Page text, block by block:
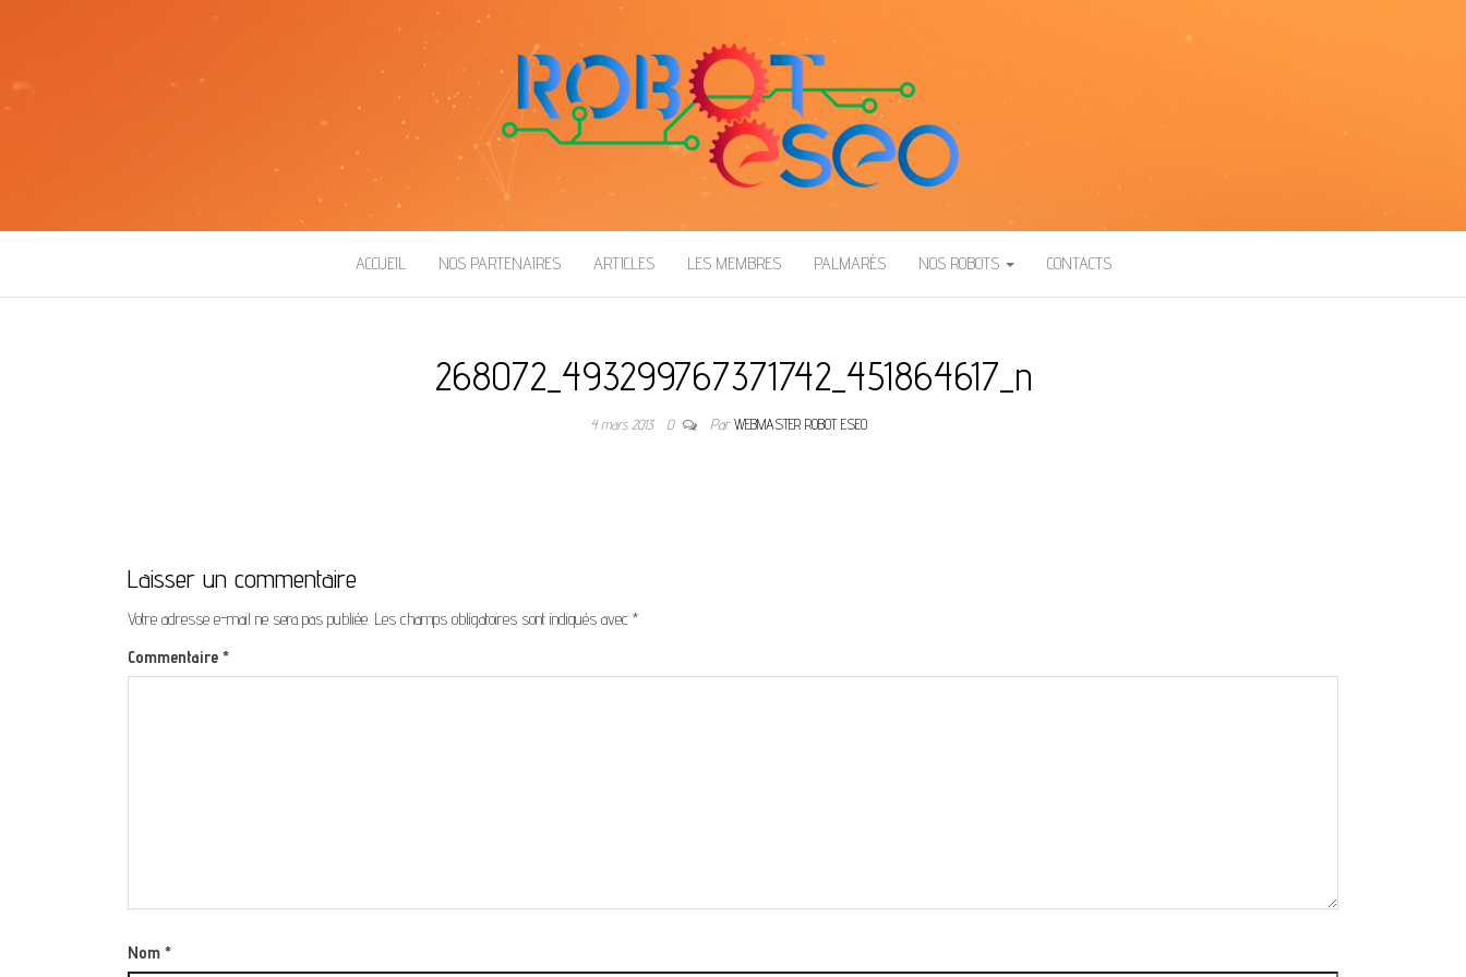
ROBOT ESEO
ACCUEIL NOS PARTENAIRES ARTICLES LES MEMBRES PALMARÈS NOS ROBOTS CONTACTS
268072_493299767371742_451864617_n
4 mars 2013 0 ParWEBMASTER ROBOT ESEO
Laisser un commentaire
Votre adresse e-mail ne sera pas publiée. Les champs obligatoires sont indiqués avec *
Commentaire *
Nom *